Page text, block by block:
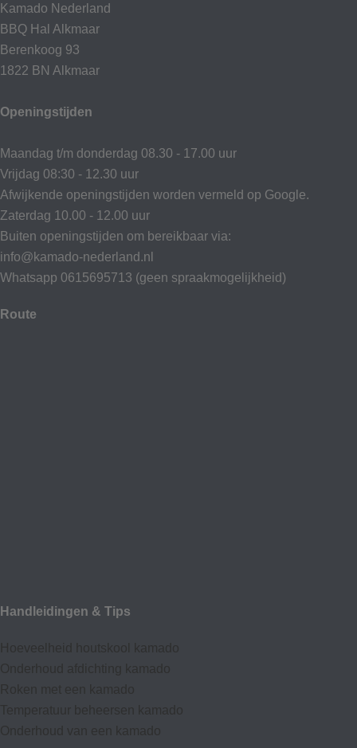
Kamado Nederland
BBQ Hal Alkmaar
Berenkoog 93
1822 BN Alkmaar
Openingstijden
Maandag t/m donderdag 08.30 - 17.00 uur
Vrijdag 08:30 - 12.30 uur
Afwijkende openingstijden worden vermeld op Google.
Zaterdag 10.00 - 12.00 uur
Buiten openingstijden om bereikbaar via:
info@kamado-nederland.nl
Whatsapp 0615695713 (geen spraakmogelijkheid)
Route
Handleidingen & Tips
Hoeveelheid houtskool kamado
Onderhoud afdic
hting kamado
Roken met een kamado
Temperatuur beheersen kamado
Onderhoud van een kamado